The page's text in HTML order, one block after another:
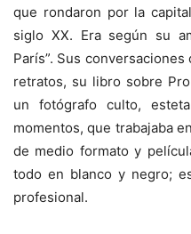
que rondaron por la
siglo XX. Era según su
París”. Sus
retratos, su libro sobre
un fotógrafo culto,
momentos, que trabajaba
de medio formato y
todo en blanco y negro;
profesional.